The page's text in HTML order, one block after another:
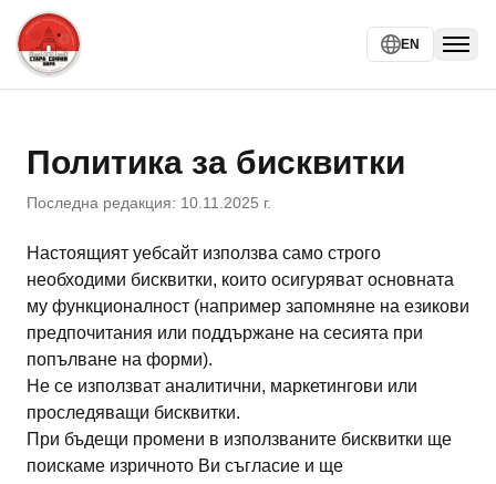
EN
Политика за бисквитки
Последна редакция: 10.11.2025 г.
Настоящият уебсайт използва само строго
необходими бисквитки, които осигуряват основната
му функционалност (например запомняне на езикови
предпочитания или поддържане на сесията при
попълване на форми).
Не се използват аналитични, маркетингови или
проследяващи бисквитки.
При бъдещи промени в използваните бисквитки ще
поискаме изричното Ви съгласие и ще